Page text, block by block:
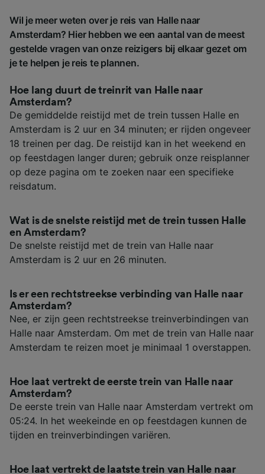
Wil je meer weten over je reis van Halle naar
Amsterdam? Hier hebben we een aantal van de meest
gestelde vragen van onze reizigers bij elkaar gezet om
je te helpen je reis te plannen.
Hoe lang duurt de treinrit van Halle naar
Amsterdam?
De gemiddelde reistijd met de trein tussen Halle en
Amsterdam is 2 uur en 34 minuten; er rijden ongeveer
18 treinen per dag. De reistijd kan in het weekend en
op feestdagen langer duren; gebruik onze reisplanner
op deze pagina om te zoeken naar een specifieke
reisdatum.
Wat is de snelste reistijd met de trein tussen Halle
en Amsterdam?
De snelste reistijd met de trein van Halle naar
Amsterdam is 2 uur en 26 minuten.
Is er een rechtstreekse verbinding van Halle naar
Amsterdam?
Nee, er zijn geen rechtstreekse treinverbindingen van
Halle naar Amsterdam. Om met de trein van Halle naar
Amsterdam te reizen moet je minimaal 1 overstappen.
Hoe laat vertrekt de eerste trein van Halle naar
Amsterdam?
De eerste trein van Halle naar Amsterdam vertrekt om
05:24. In het weekeinde en op feestdagen kunnen de
tijden en treinverbindingen variëren.
Hoe laat vertrekt de laatste trein van Halle naar